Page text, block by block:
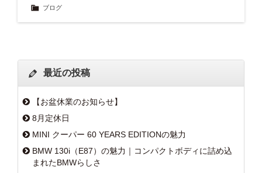
ブログ
最近の投稿
【お盆休業のお知らせ】
8月定休日
MINI クーパー 60 YEARS EDITIONの魅力
BMW 130i（E87）の魅力｜コンパクトボディに詰め込
まれたBMWらしさ